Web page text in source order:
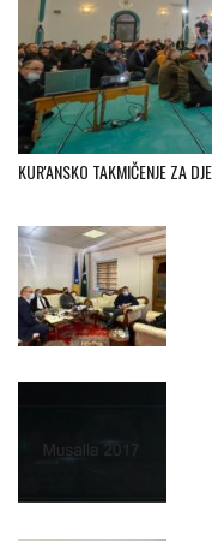
KUR'ANSKO TAKMIČENJE ZA